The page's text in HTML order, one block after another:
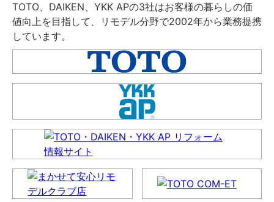
TOTO、DAIKEN、YKK APの3社はお客様の暮らしの価
値向上を目指して、リモデル分野で2002年から業務提携
しています。